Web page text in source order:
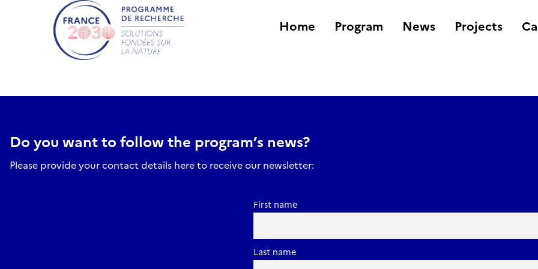
Home Program News Projects
Do you want to follow the program’s news?
Please provide your contact details here to receive our newsletter:
First name
Last name